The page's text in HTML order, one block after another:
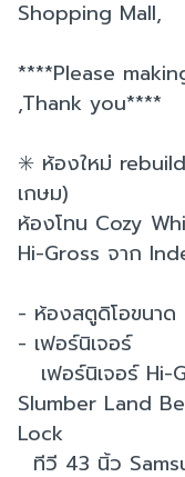
Shopping Mall,
****Please
,Thank you****
✳️ ห้องใหม่
เกษม)
ห้องโทน Cozy
Hi-Gross จาก
- ห้องสตูดิโอขนาด
- เฟอร์นิเจอร์
เฟอร์นิเจอร์ Hi-
Slumber Land
Lock
ทีวี 43 นิ้ว